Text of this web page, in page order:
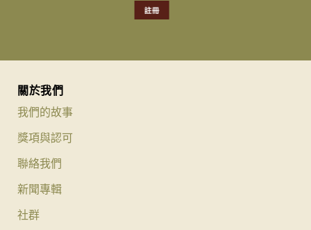
關於我們
我們的故事
獎項與認可
聯絡我們
新聞專輯
社群